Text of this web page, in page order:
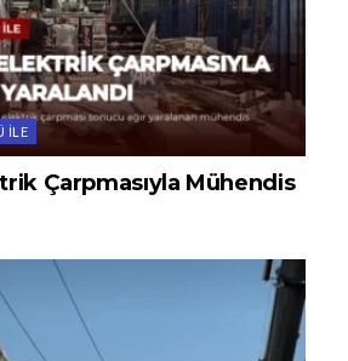
ILE
Çarpmasıyla Mühendis